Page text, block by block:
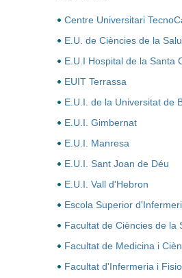
Centre Universitari
E.U. de Ciències de la
E.U.I Hospital de la Santa
EUIT Terrassa
E.U.I. de la Universitat de
E.U.I. Gimbernat
E.U.I. Manresa
E.U.I. Sant Joan de Déu
E.U.I. Vall d'Hebron
Escola Superior
Facultat de Ciències de la
Facultat de Medicina i
Facultat d'Infermeria i